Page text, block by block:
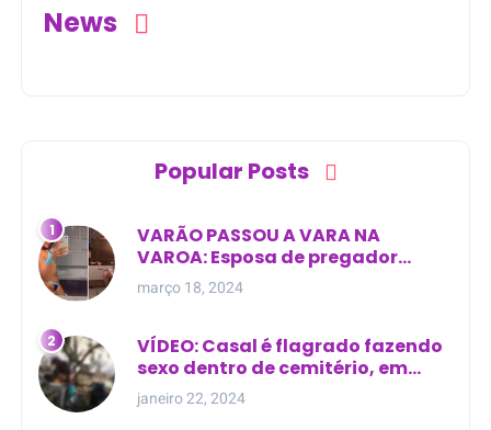
News
Popular Posts
VARÃO PASSOU A VARA NA
VAROA: Esposa de pregador
evangélico descobre
relacionamento extra-conjugal
março 18, 2024
VÍDEO: Casal é flagrado fazendo
sexo dentro de cemitério, em
cima de túmulo no Maranhão
janeiro 22, 2024